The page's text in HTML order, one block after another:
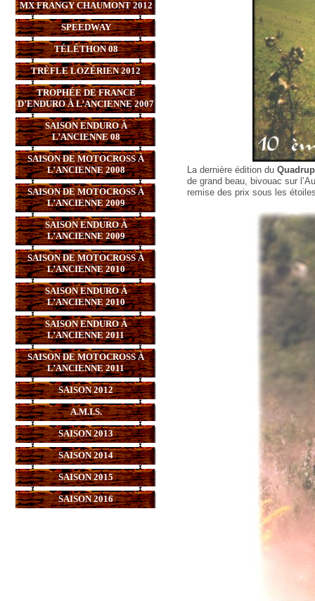
MX FRANGY CHAUMONT 2012
SPEEDWAY
TÉLÉTHON 08
TRÈFLE LOZÉRIEN 2012
TROPHÉE DE FRANCE
D’ENDURO À L’ANCIENNE 2007
SAISON ENDURO À
L’ANCIENNE 08
SAISON DE MOTOCROSS À
L’ANCIENNE 2008
SAISON DE MOTOCROSS À
L’ANCIENNE 2009
SAISON ENDURO À
L’ANCIENNE 2009
SAISON DE MOTOCROSS À
L’ANCIENNE 2010
SAISON ENDURO À
L’ANCIENNE 2010
SAISON ENDURO À
L’ANCIENNE 2011
SAISON DE MOTOCROSS À
L’ANCIENNE 2011
SAISON 2012
A.M.I.S.
SAISON 2013
SAISON 2014
SAISON 2015
SAISON 2016
La dernière édition du
de grand beau, bivouac sur
remise des prix sous les